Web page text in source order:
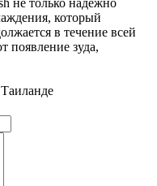
не только надежно
который
в течение всей
появление зуда,